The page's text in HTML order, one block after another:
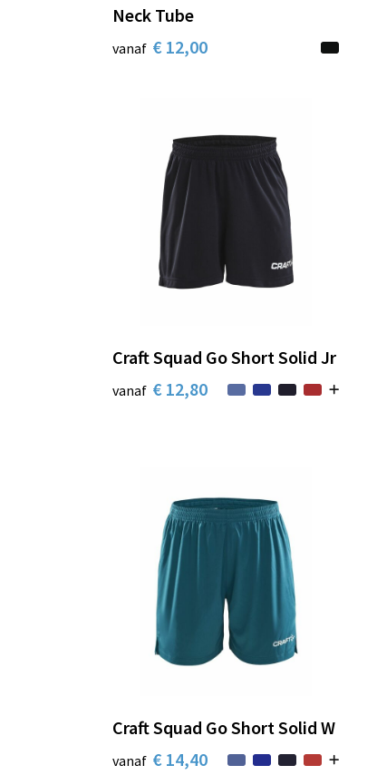
Neck Tube
vanaf € 12,00
Craft Squad Go Short Solid Jr
vanaf € 12,80
Craft Squad Go Short Solid W
vanaf € 14,40